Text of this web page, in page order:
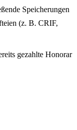
Speicherungen
(z. B. CRIF,
gezahlte Honorar